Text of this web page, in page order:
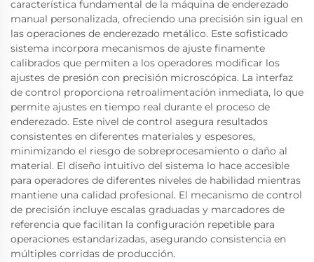
característica fundamental de la máquina de enderezado
manual personalizada, ofreciendo una precisión sin igual en
las operaciones de enderezado metálico. Este sofisticado
sistema incorpora mecanismos de ajuste finamente
calibrados que permiten a los operadores modificar los
ajustes de presión con precisión microscópica. La interfaz
de control proporciona retroalimentación inmediata, lo que
permite ajustes en tiempo real durante el proceso de
enderezado. Este nivel de control asegura resultados
consistentes en diferentes materiales y espesores,
minimizando el riesgo de sobreprocesamiento o daño al
material. El diseño intuitivo del sistema lo hace accesible
para operadores de diferentes niveles de habilidad mientras
mantiene una calidad profesional. El mecanismo de control
de precisión incluye escalas graduadas y marcadores de
referencia que facilitan la configuración repetible para
operaciones estandarizadas, asegurando consistencia en
múltiples corridas de producción.